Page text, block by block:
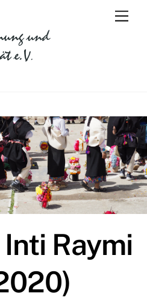
Raymi